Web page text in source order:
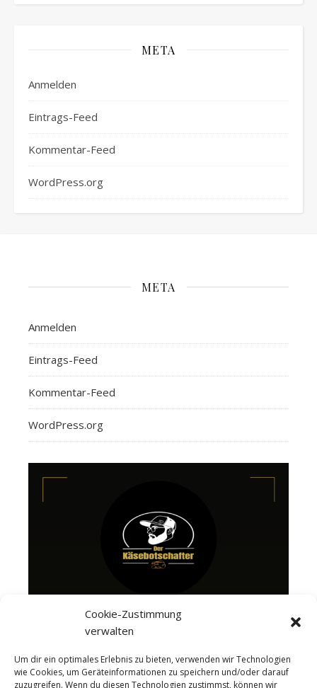
Cookie-Zustimmung
verwalten
Um dir ein optimales Erlebnis zu bieten, verwenden wir Technologien
wie Cookies, um Geräteinformationen zu speichern und/oder darauf
zuzugreifen. Wenn du diesen Technologien zustimmst, können wir
META
Anmelden
Eintrags-Feed
Kommentar-Feed
WordPress.org
META
Anmelden
Eintrags-Feed
Kommentar-Feed
WordPress.org